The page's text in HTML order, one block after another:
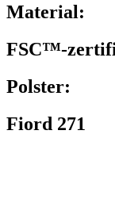
Material:
FSC™-
Polster:
Fiord 271